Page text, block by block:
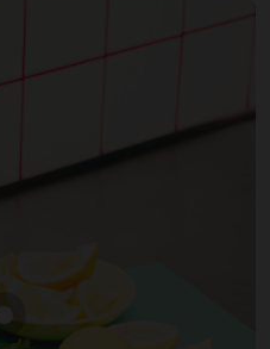
Zobrazit produkt